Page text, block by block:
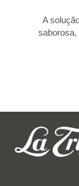
A
saborosa,